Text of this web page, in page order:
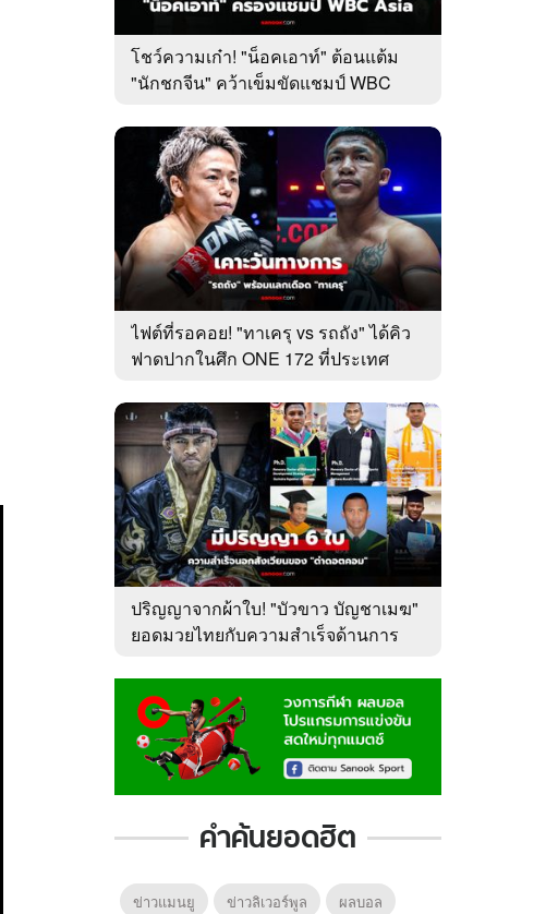
โชว์ความเก๋า! "น็อคเอาท์" ต้อนแต้ม
"นักชกจีน" คว้าเข็มขัดแชมป์ WBC
ไฟต์ที่รอคอย! "ทาเครุ vs รถถัง" ได้คิว
ฟาดปากในศึก ONE 172 ที่ประเทศ
ปริญญาจากผ้าใบ! "บัวขาว บัญชาเมฆ"
ยอดมวยไทยกับความสำเร็จด้านการ
คำค้นยอดฮิต
ข่าวแมนยู ข่าวลิเวอร์พูล
ผลบอล